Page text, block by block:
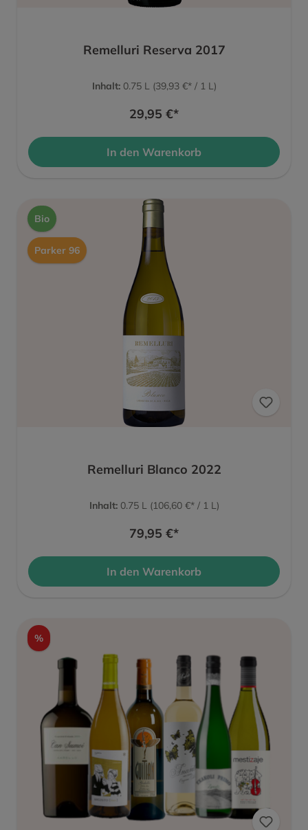
Remelluri Reserva 2017
Inhalt: 0.75 L (39,93 €* / 1 L)
29,95 €*
In den Warenkorb
Bio
Parker 96
Remelluri Blanco 2022
Inhalt: 0.75 L (106,60 €* / 1 L)
79,95 €*
In den Warenkorb
%